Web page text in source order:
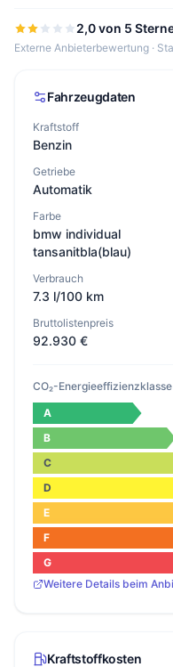
2,0 von 5
Externe Anbieterbewertung ·
Fahrzeugdaten
Kraftstoff
Benzin
Getriebe
Automatik
Farbe
bmw individual
tansanitbla(blau)
Verbrauch
7.3 l/100 km
Bruttolistenpreis
92.930 €
CO₂-Energieeffizienzklasse
A
B
C
D
E
F
G
Weitere Details beim
Kraftstoffkosten